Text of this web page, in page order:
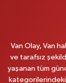
ÖZEL AKDAMAR
Çağatay
MAHMUDİYE
Van Olay, Van
ve tarafsız
yaşanan tüm
kategorilerindeki